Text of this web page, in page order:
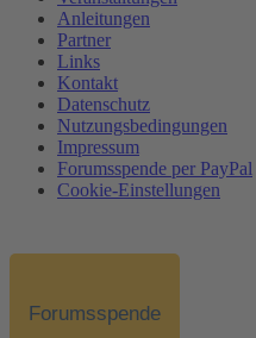
Anleitungen
Partner
Links
Kontakt
Datenschutz
Nutzungsbedingungen
Impressum
Forumsspende per PayPal
Cookie-Einstellungen
Forumsspende